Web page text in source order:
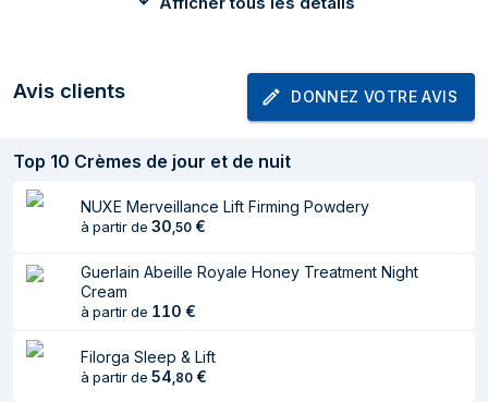
Adapté pour
Peau sèche
Zone d'application Visage
Effet du soin de la
Eclaircissant, Raffermissant, Levage,
Nourrissant, Lissage
Volume 50 ml
Type de
distributeur
Bocal de recharge
dermatologiquement
Oui
Avis clients DONNEZ VOTRE AVIS
Top 10 Crèmes de jour et de nuit
NUXE Merveillance Lift Firming Powdery
à partir de 30 50 €
Guerlain Abeille Royale Honey Treatment Night
Cream
à partir de 110 €
Filorga Sleep & Lift
à partir de 54 80 €